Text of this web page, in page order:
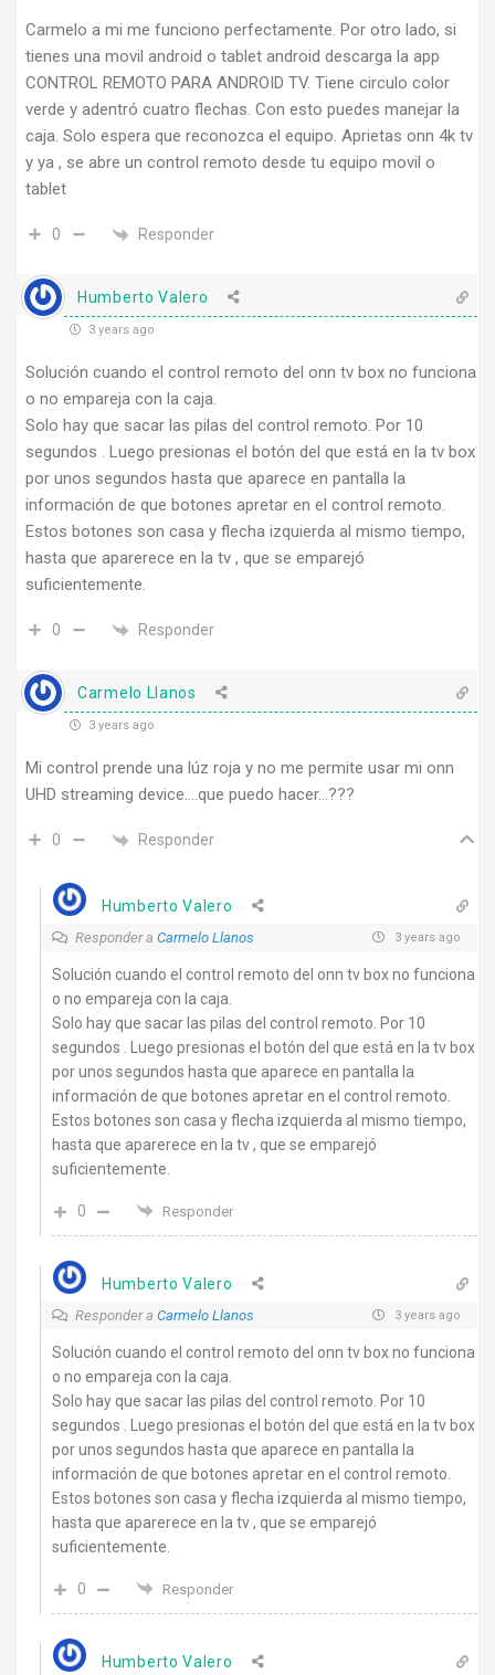
Carmelo a mi me funciono perfectamente. Por otro lado, si
tienes una movil android o tablet android descarga la app
CONTROL REMOTO PARA ANDROID TV. Tiene circulo color
verde y adentró cuatro flechas. Con esto puedes manejar la
caja. Solo espera que reconozca el equipo. Aprietas onn 4k tv
y ya , se abre un control remoto desde tu equipo movil o
tablet
0 Responder
Humberto Valero
3 years ago
Solución cuando el control remoto del onn tv box no funciona
o no empareja con la caja.
Solo hay que sacar las pilas del control remoto. Por 10
segundos . Luego presionas el botón del que está en la tv box
por unos segundos hasta que aparece en pantalla la
información de que botones apretar en el control remoto.
Estos botones son casa y flecha izquierda al mismo tiempo,
hasta que aparerece en la tv , que se emparejó
suficientemente.
0 Responder
Carmelo Llanos
3 years ago
Mi control prende una lúz roja y no me permite usar mi onn
UHD streaming device….que puedo hacer…???
0 Responder
Humberto Valero
Responder a Carmelo Llanos 3 years ago
Solución cuando el control remoto del onn tv box no funciona
o no empareja con la caja.
Solo hay que sacar las pilas del control remoto. Por 10
segundos . Luego presionas el botón del que está en la tv box
por unos segundos hasta que aparece en pantalla la
información de que botones apretar en el control remoto.
Estos botones son casa y flecha izquierda al mismo tiempo,
hasta que aparerece en la tv , que se emparejó
suficientemente.
0 Responder
Humberto Valero
Responder a Carmelo Llanos 3 years ago
Solución cuando el control remoto del onn tv box no funciona
o no empareja con la caja.
Solo hay que sacar las pilas del control remoto. Por 10
segundos . Luego presionas el botón del que está en la tv box
por unos segundos hasta que aparece en pantalla la
información de que botones apretar en el control remoto.
Estos botones son casa y flecha izquierda al mismo tiempo,
hasta que aparerece en la tv , que se emparejó
suficientemente.
0 Responder
Humberto Valero